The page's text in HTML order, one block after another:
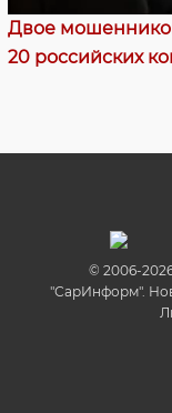
Двое
20 российских
© 2006-
"СарИнформ".